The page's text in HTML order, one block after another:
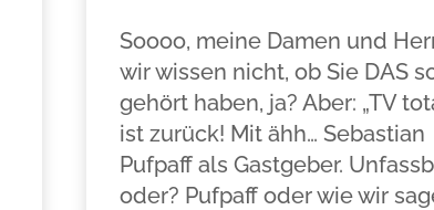
Soooo, meine Damen und
wir wissen nicht, ob Sie DAS
gehört haben, ja? Aber: „TV
ist zurück! Mit ähh… Sebastian
Pufpaff als Gastgeber.
oder? Pufpaff oder wie wir